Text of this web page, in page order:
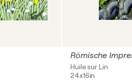
Römische
Huile sur Lin
24x16in